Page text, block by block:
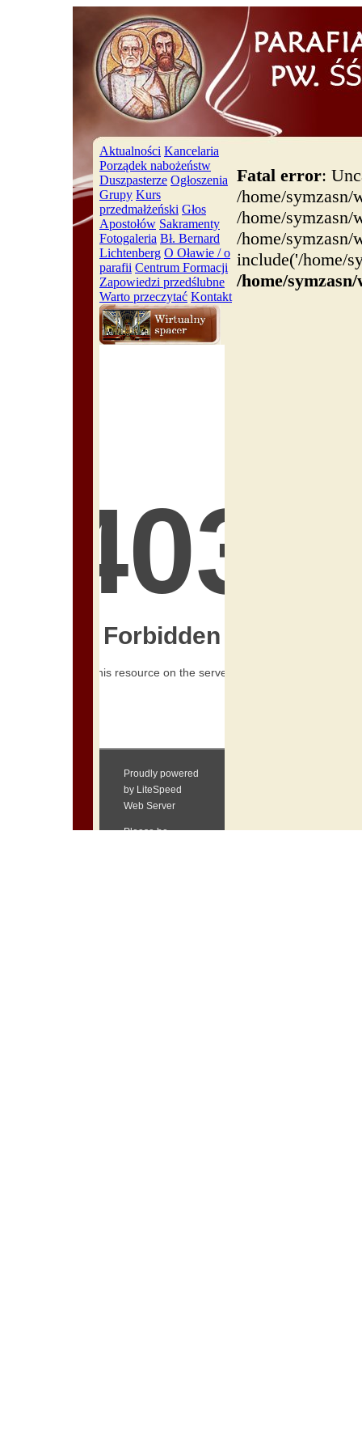
Aktualności Kancelaria
Porządek nabożeństw
Duszpasterze Ogłoszenia
Grupy Kurs
przedmałżeński Głos
Apostołów Sakramenty
Fotogaleria Bł. Bernard
Lichtenberg O Oławie / o
parafii Centrum Formacji
Zapowiedzi przedślubne
Warto przeczytać Kontakt
Fatal error:
/home/
/home/
/home/
include('/home/
/home/